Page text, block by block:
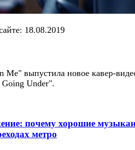
18.08.2019
Me" выпустила новое кавер-
Going Under".
почему хорошие
метро